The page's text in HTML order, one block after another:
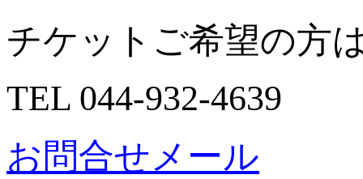
チケットご希望の方
TEL 044-932-4639
お問合せメール